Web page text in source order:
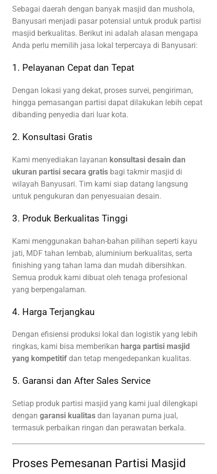
Sebagai daerah dengan banyak masjid dan mushola,
Banyusari menjadi pasar potensial untuk produk partisi
masjid berkualitas. Berikut ini adalah alasan mengapa
Anda perlu memilih jasa lokal terpercaya di Banyusari:
1. Pelayanan Cepat dan Tepat
Dengan lokasi yang dekat, proses survei, pengiriman,
hingga pemasangan partisi dapat dilakukan lebih cepat
dibanding penyedia dari luar kota.
2. Konsultasi Gratis
Kami menyediakan layanan konsultasi desain dan
ukuran partisi secara gratis bagi takmir masjid di
wilayah Banyusari. Tim kami siap datang langsung
untuk pengukuran dan penyesuaian desain.
3. Produk Berkualitas Tinggi
Kami menggunakan bahan-bahan pilihan seperti kayu
jati, MDF tahan lembab, aluminium berkualitas, serta
finishing yang tahan lama dan mudah dibersihkan.
Semua produk kami dibuat oleh tenaga profesional
yang berpengalaman.
4. Harga Terjangkau
Dengan efisiensi produksi lokal dan logistik yang lebih
ringkas, kami bisa memberikan harga partisi masjid
yang kompetitif dan tetap mengedepankan kualitas.
5. Garansi dan After Sales Service
Setiap produk partisi masjid yang kami jual dilengkapi
dengan garansi kualitas dan layanan purna jual,
termasuk perbaikan ringan dan perawatan berkala.
Proses Pemesanan Partisi Masjid